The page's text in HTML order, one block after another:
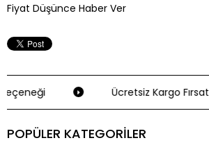
Fiyat Düşünce Haber Ver
Ücretsiz Kargo Fırsatı
POPÜLER KATEGORİLER